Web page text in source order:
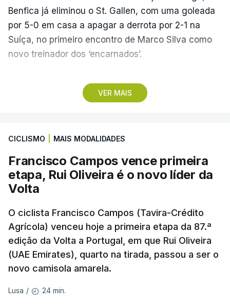
VER MAIS
Benfica já eliminou o St. Gallen, com uma goleada
por 5-0 em casa a apagar a derrota por 2-1 na
Suíça, no primeiro encontro de Marco Silva como
novo treinador dos ‘encarnados’.
Pela frente, as ‘águias’ vão ter agora o vice-
campeão escocês, que tem o português Cláudio
de serem eliminados pelos austríacos do Sturm
Graz, com um agregado de 6-0.
Caso se qualifique, o Benfica vai encontrar outra
encontro entre Aarhus, campeão dinamarquês, ou
o Sabah, campeão do Azerbaijão, sendo que, em
caso de afastamento, os 'encarnados' caem para o
play-off da Liga Conferência, encontrando os
estónios do Paide ou os austríacos do Rapid Viena.
CICLISMO MAIS MODALIDADES
Francisco Campos vence primeira
etapa, Rui Oliveira é o novo líder da
Volta
O ciclista Francisco Campos (Tavira-Crédito
Agrícola) venceu hoje a primeira etapa da 87.ª
edição da Volta a Portugal, em que Rui Oliveira
(UAE Emirates), quarto na tirada, passou a ser o
novo camisola amarela.
Lusa / 24 min.